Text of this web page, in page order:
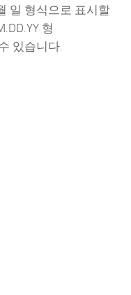
식으로 표시할
형
니다.